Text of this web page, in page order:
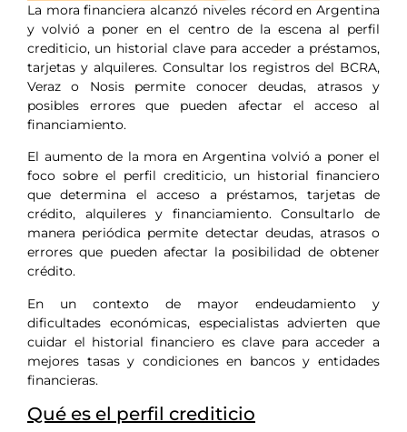
La mora financiera alcanzó niveles récord en Argentina
y volvió a poner en el centro de la escena al perfil
crediticio, un historial clave para acceder a préstamos,
tarjetas y alquileres. Consultar los registros del BCRA,
Veraz o Nosis permite conocer deudas, atrasos y
posibles errores que pueden afectar el acceso al
financiamiento.
El aumento de la mora en Argentina volvió a poner el
foco sobre el perfil crediticio, un historial financiero
que determina el acceso a préstamos, tarjetas de
crédito, alquileres y financiamiento. Consultarlo de
manera periódica permite detectar deudas, atrasos o
errores que pueden afectar la posibilidad de obtener
crédito.
En un contexto de mayor endeudamiento y
dificultades económicas, especialistas advierten que
cuidar el historial financiero es clave para acceder a
mejores tasas y condiciones en bancos y entidades
financieras.
Qué es el perfil crediticio